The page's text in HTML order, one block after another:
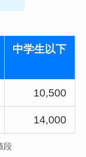
中学生以下
10,500
14,000
段